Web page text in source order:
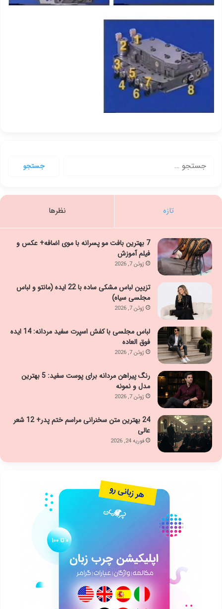
تازه نظرها
7 بهترین بافت مو پسرانه با موی اضافه+ عکس و
فیلم آموزش
ژوئن 7, 2026
تزیین لباس مشکی ساده با 22 ایده (مانتو و لباس
مجلسی سیاه)
ژوئن 7, 2026
لباس مجلسی با کفش اسپرت سفید مردانه: 14 ایده
فوق العاده
ژوئن 7, 2026
رنگ پیراهن مردانه برای پوست سفید: 5 بهترین
مدل و نمونه
ژوئن 7, 2026
24 بهترین متن سخنرانی مراسم ختم پدر+ 12 شعر
عالی
فوریه 24, 2026